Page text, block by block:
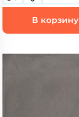
В корзину